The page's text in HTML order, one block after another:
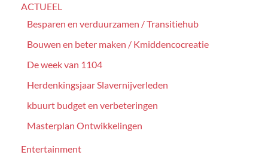
ACTUEEL
Besparen en verduurzamen / Transitiehub
Bouwen en beter maken / Kmiddencocreatie
De week van 1104
Herdenkingsjaar Slavernijverleden
kbuurt budget en verbeteringen
Masterplan Ontwikkelingen
Entertainment